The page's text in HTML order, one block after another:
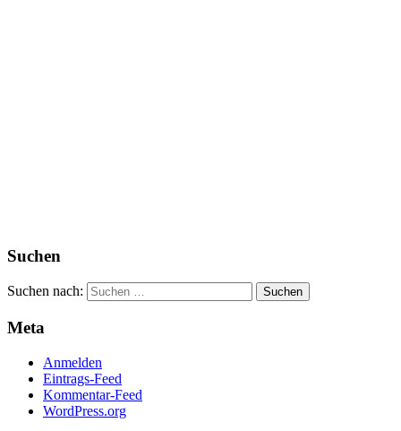
Suchen
Suchen nach:
Meta
Anmelden
Eintrags-Feed
Kommentar-Feed
WordPress.org